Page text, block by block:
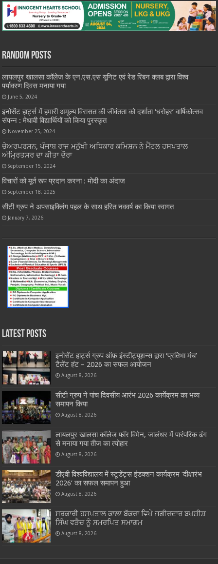
Random Posts
लायलपुर खालसा कॉलेज के एन.एस.एस यूनिट एवं रेड रिबन क्लब द्वारा विश्व
पर्यावरण दिवस मनाया गया
June 5, 2024
इनोसेंट हार्ट्स में हमारी अमूल्य विरासत की जीवंतता को दर्शाता ‘धरोहर’ वार्षिकोत्सव
संपन्न : मेधावी विद्यार्थियों को किया पुरस्कृत
November 25, 2024
ਚੇਅਰਪਰਸਨ, ਪੰਜਾਬ ਰਾਜ ਮਨੁੱਖੀ ਅਧਿਕਾਰ ਕਮਿਸ਼ਨ ਨੇ ਮੈਂਟਲ ਹਸਪਤਾਲ
ਅੰਮ੍ਰਿਤਸਰ ਦਾ ਕੀਤਾ ਦੌਰਾ
September 15, 2024
विचारों को मूर्त रूप प्रदान करना : मोदी का अंदाज
September 18, 2025
सीटी ग्रुप ने अपसाइक्लिंग पहल के साथ हरित नववर्ष का किया स्वागत
January 7, 2026
Latest Posts
इनोसेंट हार्ट्स ग्रुप ऑफ़ इंस्टीट्यूशन्स द्वारा ‘प्रतिभा मंच’
टैलेंट हंट – 2026 का सफल आयोजन
August 8, 2026
सीटी ग्रुप ने पांच दिवसीय आरंभ 2026 कार्येक्रम का भव्य
समापन किया
August 8, 2026
लायलपुर खालसा कॉलेज फॉर विमेन, जालंधर में पारंपरिक ढंग
से मनाया गया तीज का त्योहार
August 8, 2026
डीएवी विश्वविद्यालय में स्टूडेंट्स इंडक्शन कार्यक्रम ‘दीक्षारंभ
2026’ का सफल समापन हुआ
August 8, 2026
ਸਰਕਾਰੀ ਹਸਪਤਾਲ ਕਾਲਾ ਬੱਕਰਾ ਵਿਖੇ ਜਗੀਰਦਾਰ ਬਖਸ਼ੀਸ਼
ਸਿੰਘ ਵੜੈਚ ਨੂੰ ਸਮਰਪਿਤ ਸਮਾਗਮ
August 8, 2026